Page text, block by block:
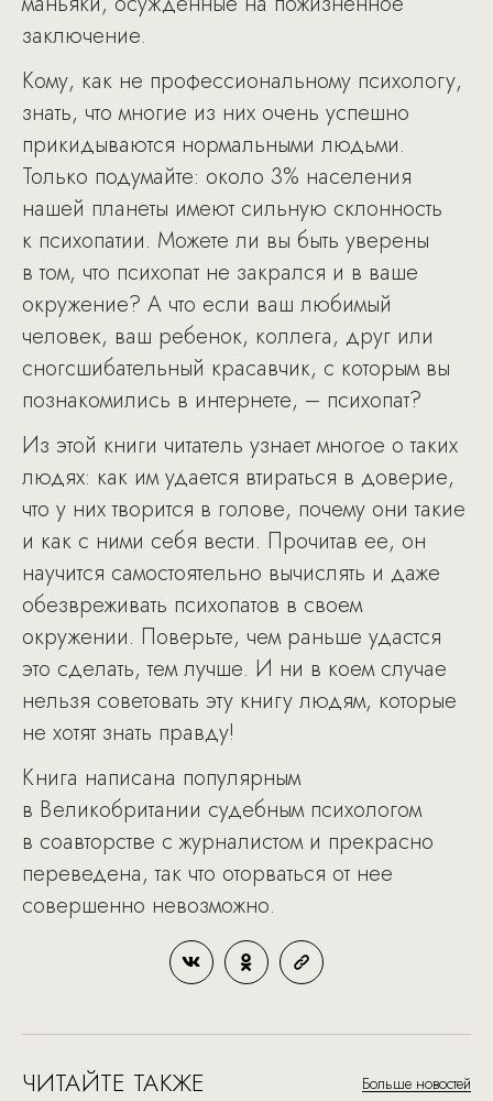
заключение.
Кому, как не профессиональному психологу,
знать, что многие из них очень успешно
прикидываются нормальными людьми.
Только подумайте: около 3% населения
нашей планеты имеют сильную склонность
к психопатии. Можете ли вы быть уверены
в том, что психопат не закрался и в ваше
окружение? А что если ваш любимый
человек, ваш ребенок, коллега, друг или
сногсшибательный красавчик, с которым вы
познакомились в интернете, – психопат?
Из этой книги читатель узнает многое о таких
людях: как им удается втираться в доверие,
что у них творится в голове, почему они такие
и как с ними себя вести. Прочитав ее, он
научится самостоятельно вычислять и даже
обезвреживать психопатов в своем
окружении. Поверьте, чем раньше удастся
это сделать, тем лучше. И ни в коем случае
нельзя советовать эту книгу людям, которые
не хотят знать правду!
Книга написана популярным
в Великобритании судебным психологом
в соавторстве с журналистом и прекрасно
переведена, так что оторваться от нее
совершенно невозможно.
ЧИТАЙТЕ ТАКЖЕ Больше новостей